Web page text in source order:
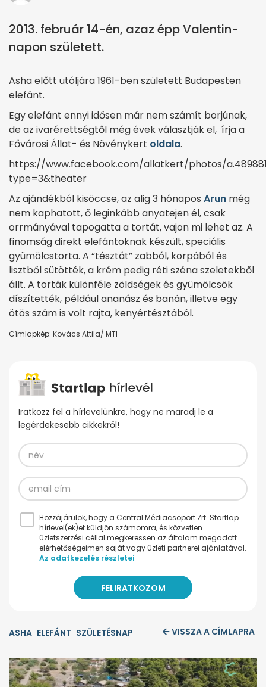
2013. február 14-én, azaz épp Valentin-
napon született.
Asha előtt utóljára 1961-ben született Budapesten
elefánt.
Egy elefánt ennyi idősen már nem számít borjúnak,
de az ivarérettségtől még évek választják el, írja a
Fővárosi Állat- és Növénykert oldala.
https://www.facebook.com/allatkert/photos/
type=3&theater
Az ajándékból kisöccse, az alig 3 hónapos Arun még
nem kaphatott, ő leginkább anyatejen él, csak
orrmányával tapogatta a tortát, vajon mi lehet az. A
finomság direkt elefántoknak készült, speciális
gyümölcstorta. A “tésztát” zabból, korpából és
lisztből sütötték, a krém pedig réti széna szeletekből
állt. A torták különféle zöldségek és gyümölcsök
díszítették, például ananász és banán, illetve egy
ötös szám is volt rajta, kenyértésztából.
Címlapkép: Kovács Attila/ MTI
Iratkozz fel a hírlevelünkre, hogy ne maradj le a
legérdekesebb cikkekről!
Hozzájárulok, hogy a Central Médiacsoport Zrt. Startlap
hírlevel(ek)et küldjön számomra, és közvetlen
üzletszerzési céllal megkeressen az általam megadott
elérhetőségeimen saját vagy üzleti partnerei ajánlatával.
Az adatkezelés részletei
ASHA ELEFÁNT SZÜLETÉSNAP VISSZA A CÍMLAPRA